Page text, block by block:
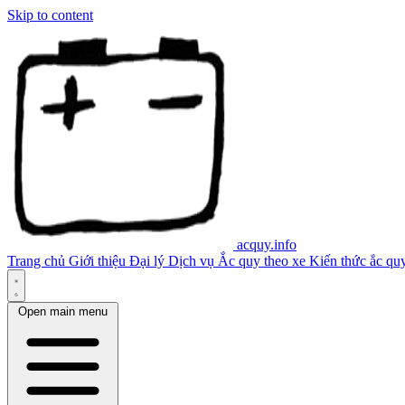
Skip to content
acquy.info
Trang chủ Giới thiệu Đại lý Dịch vụ Ắc quy theo xe Kiến thức ắc
Open main menu